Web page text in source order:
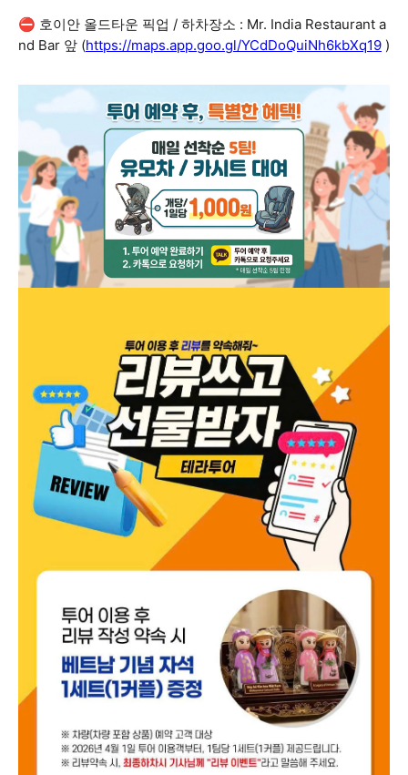
⛔ 호이안 올드타운 픽업 / 하차장소 : Mr. India Restaurant a
nd Bar 앞 (https://maps.app.goo.gl/YCdDoQuiNh6kbXq19 )